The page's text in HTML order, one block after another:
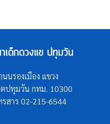
ด็กดวงแข ปทุมวัน
นรองเมือง แขวง
ตปทุมวัน กทม. 10300
สาร 02-215-6544